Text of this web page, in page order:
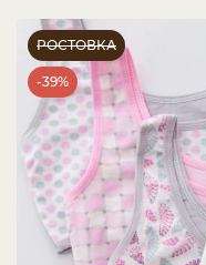
РОСТОВКА
-39%